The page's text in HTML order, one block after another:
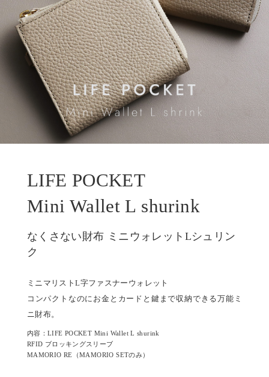
LIFE POCKET
Mini Wallet L shurink
なくさない財布 ミニウォレットLシュリン
ク
ミニマリストL字ファスナーウォレット
コンパクトなのにお金とカードと鍵まで収納できる万能ミ
ニ財布。
内容：LIFE POCKET Mini Wallet L shurink
RFID ブロッキングスリーブ
MAMORIO RE（MAMORIO SETのみ）